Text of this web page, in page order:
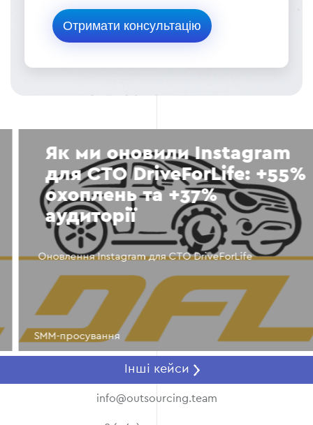
Як ми оновили Instagram
для СТО DriveForLife: +55%
охоплень та +37%
аудиторії
Оновлення Instagram для СТО DriveForLife
SMM-просування
Інші кейси
info@outsourcing.team